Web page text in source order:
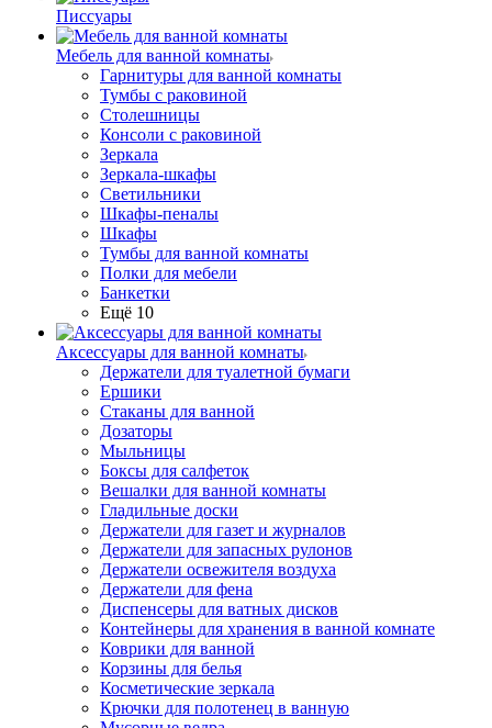
Писсуары
Мебель для ванной комнаты
Гарнитуры для ванной комнаты
Тумбы с раковиной
Столешницы
Консоли с раковиной
Зеркала
Зеркала-шкафы
Светильники
Шкафы-пеналы
Шкафы
Тумбы для ванной комнаты
Полки для мебели
Банкетки
Ещё 10
Аксессуары для ванной комнаты
Держатели для туалетной бумаги
Ершики
Стаканы для ванной
Дозаторы
Мыльницы
Боксы для салфеток
Вешалки для ванной комнаты
Гладильные доски
Держатели для газет и журналов
Держатели для запасных рулонов
Держатели освежителя воздуха
Держатели для фена
Диспенсеры для ватных дисков
Контейнеры для хранения в ванной комнате
Коврики для ванной
Корзины для белья
Косметические зеркала
Крючки для полотенец в ванную